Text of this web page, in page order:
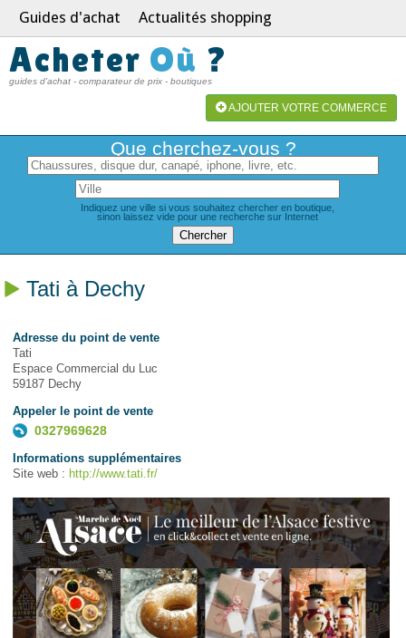
Guides d'achat Actualités shopping
Acheter Où ?
guides d'achat - comparateur de prix - boutiques
AJOUTER VOTRE COMMERCE
Que cherchez-vous ?
Indiquez une ville si vous souhaitez chercher en boutique,
sinon laissez vide pour une recherche sur Internet
Tati à Dechy
Adresse du point de vente
Tati
Espace Commercial du Luc
59187 Dechy
Appeler le point de vente
0327969628
Informations supplémentaires
Site web : http://www.tati.fr/